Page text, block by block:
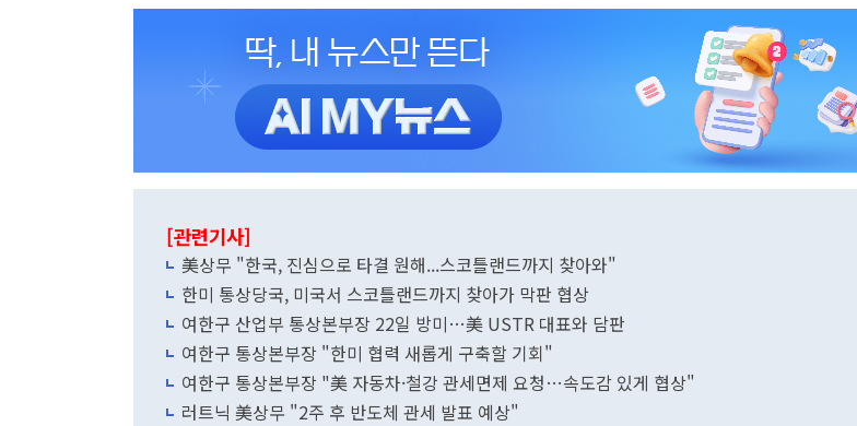
[관련기사]
美상무 "한국, 진심으로 타결 원해...스코틀랜드까지 찾아와"
한미 통상당국, 미국서 스코틀랜드까지 찾아가 막판 협상
여한구 산업부 통상본부장 22일 방미…美 USTR 대표와 담판
여한구 통상본부장 "한미 협력 새롭게 구축할 기회"
여한구 통상본부장 "美 자동차·철강 관세면제 요청…속도감 있게 협상"
러트닉 美상무 "2주 후 반도체 관세 발표 예상"